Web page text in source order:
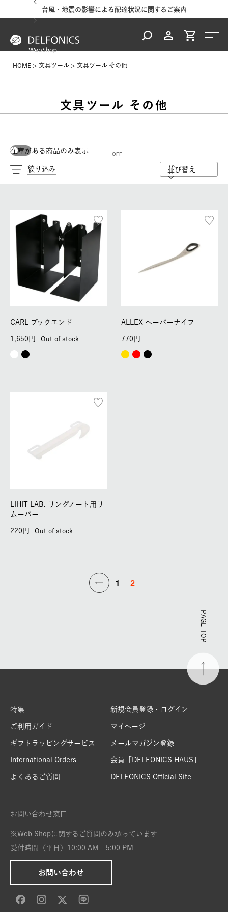
台風・地震の影響による配達状況に関するご案内
HOME 文具ツール 文具ツール その他
文具ツール その他
在庫がある商品のみ表示
絞り込み 並び替え
CARL ブックエンド
1,650 Out of stock
ALLEX ペーパーナイフ
770
LIHIT LAB. リングノート用リ
ムーバー
220 Out of stock
1 2
PAGE TOP
特集
ご利用ガイド
ギフトラッピングサービス
International Orders
よくあるご質問
新規会員登録・ログイン
マイページ
メールマガジン登録
会員「DELFONICS HAUS」
DELFONICS Official Site
お問い合わせ窓口
※Web Shopに関するご質問のみ承っています
受付時間（平日）10:00 AM - 5:00 PM
お問い合わせ